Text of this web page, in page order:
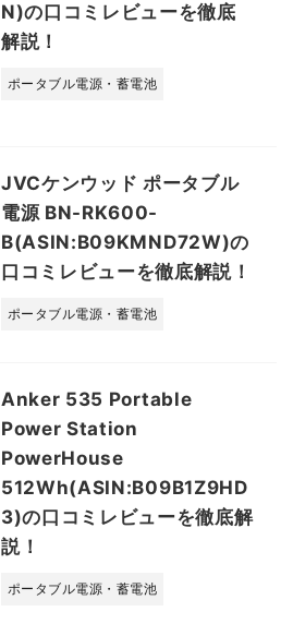
N)の口コミレビューを徹底
解説！
ポータブル電源・蓄電池
JVCケンウッド ポータブル
電源 BN-RK600-
B(ASIN:B09KMND72W)の
口コミレビューを徹底解説！
ポータブル電源・蓄電池
Anker 535 Portable
Power Station
PowerHouse
512Wh(ASIN:B09B1Z9HD
3)の口コミレビューを徹底解
説！
ポータブル電源・蓄電池